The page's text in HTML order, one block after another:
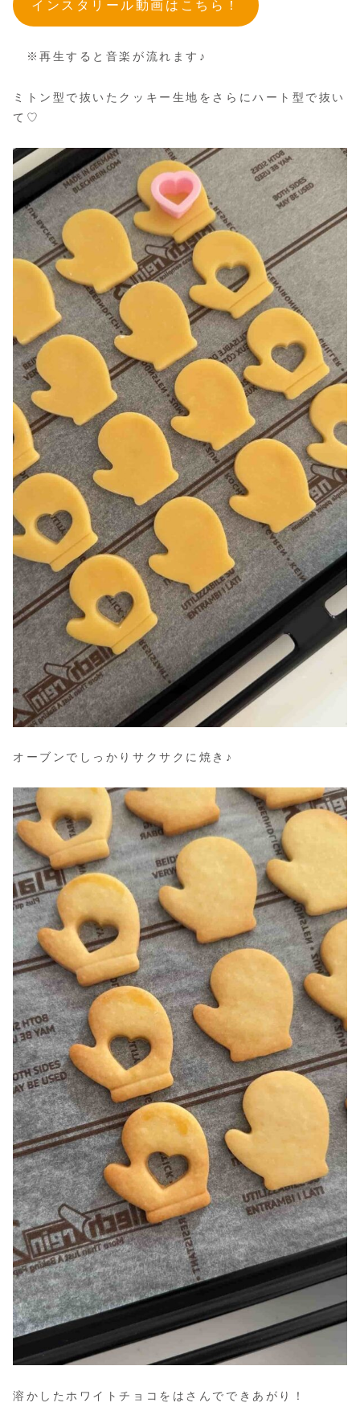
インスタリール動画はこちら！
※再生すると音楽が流れます♪
ミトン型で抜いたクッキー生地をさらにハート型で抜い
て♡
オーブンでしっかりサクサクに焼き♪
溶かしたホワイトチョコをはさんでできあがり！